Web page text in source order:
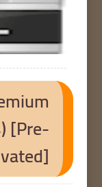
[Pre-